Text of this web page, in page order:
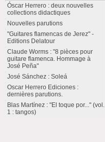
Óscar Herrero : deux nouvelles
collections didactiques
Nouvelles parutions
"Guitares flamencas de Jerez" -
Editions Delatour
Claude Worms : "8 pièces pour
guitare flamenca. Hommage à
José Peña"
José Sánchez : Soleá
Oscar Herrero Ediciones :
dernières parutions.
Blas Martínez : "El toque por..." (vol.
1 : tangos)